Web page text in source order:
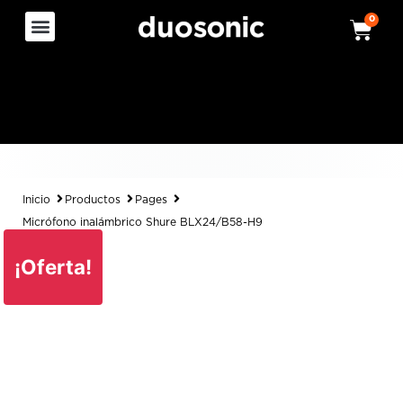
0
Inicio Productos Pages
Micrófono inalámbrico Shure BLX24/B58-H9
¡Oferta!